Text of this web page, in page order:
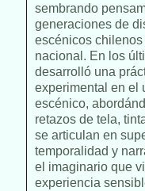
sembrando
generaciones de
escénicos
nacional. En los
desarrolló una
experimental en el
escénico,
retazos de tela,
se articulan en
temporalidad y
el imaginario que
experiencia